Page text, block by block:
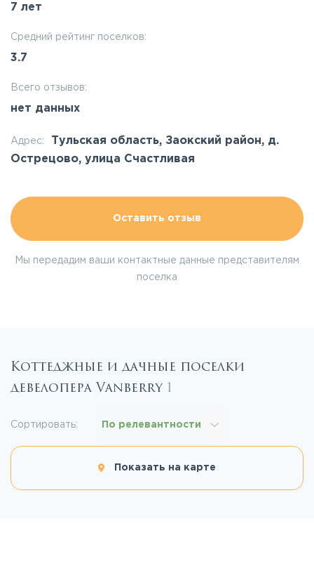
7 лет
Средний рейтинг поселков:
3.7
Всего отзывов:
нет данных
Адрес:
Тульская область, Заокский район, д.
Острецово, улица Счастливая
Оставить отзыв
Мы передадим ваши контактные данные представителям
поселка
Коттеджные и дачные поселки
девелопера Vanberry 1
Показать на карте
Сортировать: По релевантности